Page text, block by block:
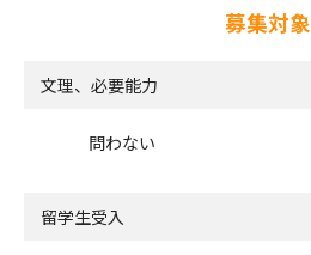
募集対象
文理、必要能力
問わない
留学生受入